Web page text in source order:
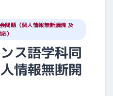
問題（個人情報無断漏洩 及
）
ス語学科同
情報無断開